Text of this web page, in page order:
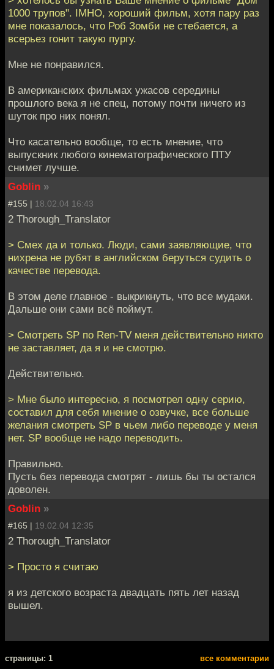
1000 трупов". IMHO, хороший фильм, хотя пару раз
мне показалось, что Роб Зомби не стебается, а
всерьез гонит такую пургу.
Мне не понравился.
В американских фильмах ужасов середины
прошлого века я не спец, потому почти ничего из
шуток про них понял.
Что касательно вообще, то есть мнение, что
выпускник любого кинематографического ПТУ
снимет лучше.
Goblin »
#155 | 18.02.04 16:43
2 Thorough_Translator
> Смех да и только. Люди, сами заявляющие, что
нихрена не рубят в английском беруться судить о
качестве перевода.
В этом деле главное - выкрикнуть, что все мудаки.
Дальше они сами всё поймут.
> Смотреть SP по Ren-TV меня действительно никто
не заставляет, да я и не смотрю.
Действительно.
> Мне было интересно, я посмотрел одну серию,
составил для себя мнение о озвучке, все больше
желания смотреть SP в чьем либо переводе у меня
нет. SP вообще не надо переводить.
Правильно.
Пусть без перевода смотрят - лишь бы ты остался
доволен.
Goblin »
#165 | 19.02.04 12:35
2 Thorough_Translator
> Просто я считаю
я из детского возраста двадцать пять лет назад
вышел.
cтраницы: 1 все комментарии